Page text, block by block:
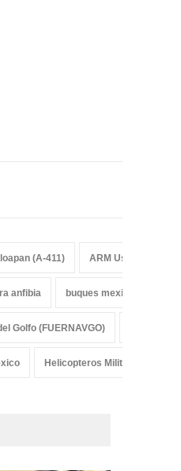
(A-411) ARM Usumacinta
anfibia buques mexicanos
Golfo (FUERNAVGO)
Helicopteros Militares